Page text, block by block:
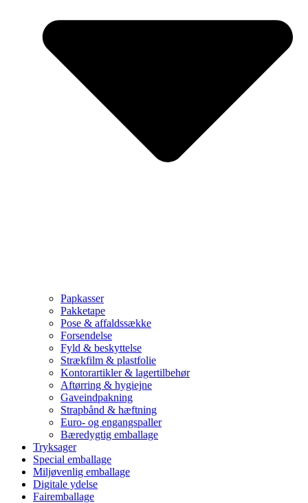
Papkasser
Pakketape
Pose & affaldssække
Forsendelse
Fyld & beskyttelse
Strækfilm & plastfolie
Kontorartikler & lagertilbehør
Aftørring & hygiejne
Gaveindpakning
Strapbånd & hæftning
Euro- og engangspaller
Bæredygtig emballage
Tryksager
Special emballage
Miljøvenlig emballage
Digitale ydelse
Fairemballage